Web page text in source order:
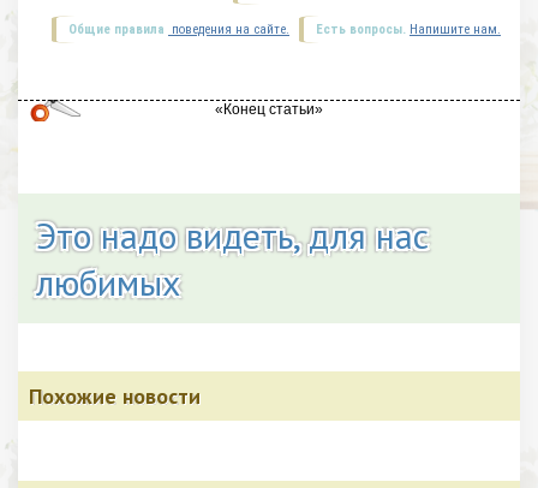
Есть вопросы. Напишите нам.
Общие правила поведения на сайте.
Это надо видеть, для нас
любимых
Похожие новости